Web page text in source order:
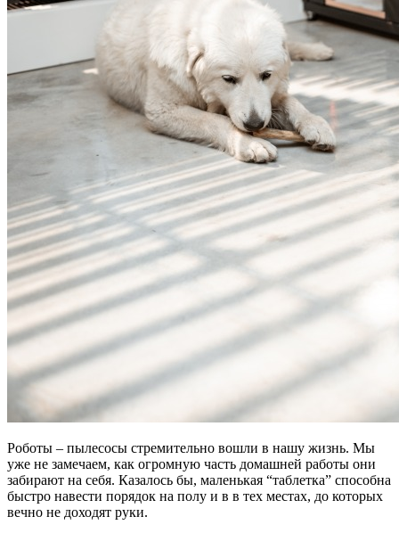
Роботы – пылесосы стремительно вошли в нашу жизнь. Мы
уже не замечаем, как огромную часть домашней работы они
забирают на себя. Казалось бы, маленькая “таблетка” способна
быстро навести порядок на полу и в в тех местах, до которых
вечно не доходят руки.